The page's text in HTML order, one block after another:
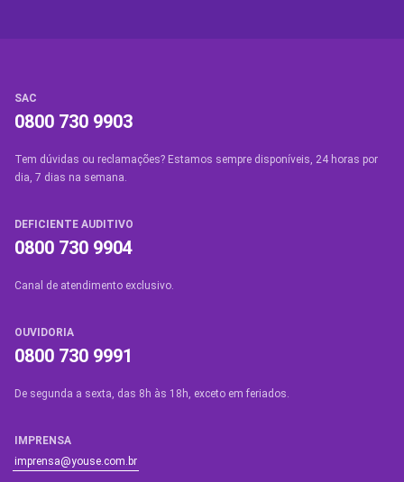
SAC
0800 730 9903
Tem dúvidas ou reclamações? Estamos sempre disponíveis, 24 horas por
dia, 7 dias na semana.
DEFICIENTE AUDITIVO
0800 730 9904
Canal de atendimento exclusivo.
OUVIDORIA
0800 730 9991
De segunda a sexta, das 8h às 18h, exceto em feriados.
IMPRENSA
imprensa@youse.com.br